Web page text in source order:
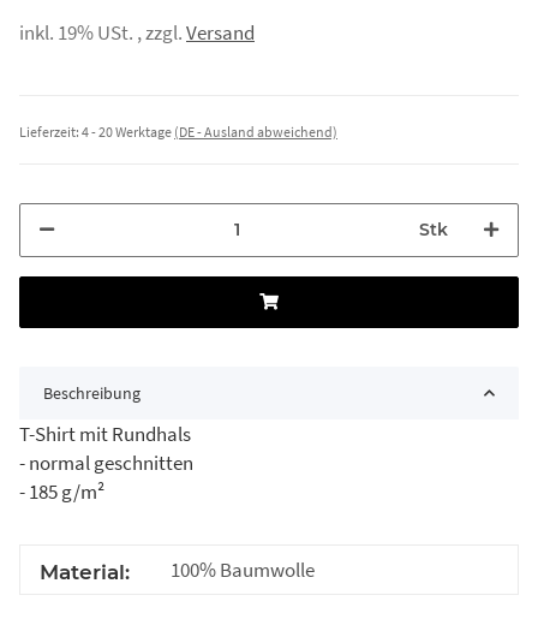
inkl. 19% USt. , zzgl.Versand
Lieferzeit: 4 - 20 Werktage (DE - Ausland abweichend)
Stk
Beschreibung
T-Shirt mit Rundhals
- normal geschnitten
- 185 g/m²
Material: 100% Baumwolle